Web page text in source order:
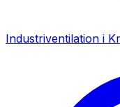
Industriventilation i